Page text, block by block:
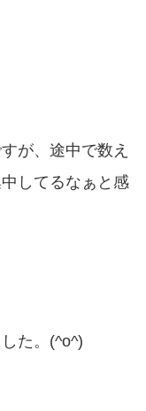
が、途中で数え
してるなぁと感
た。(^o^)